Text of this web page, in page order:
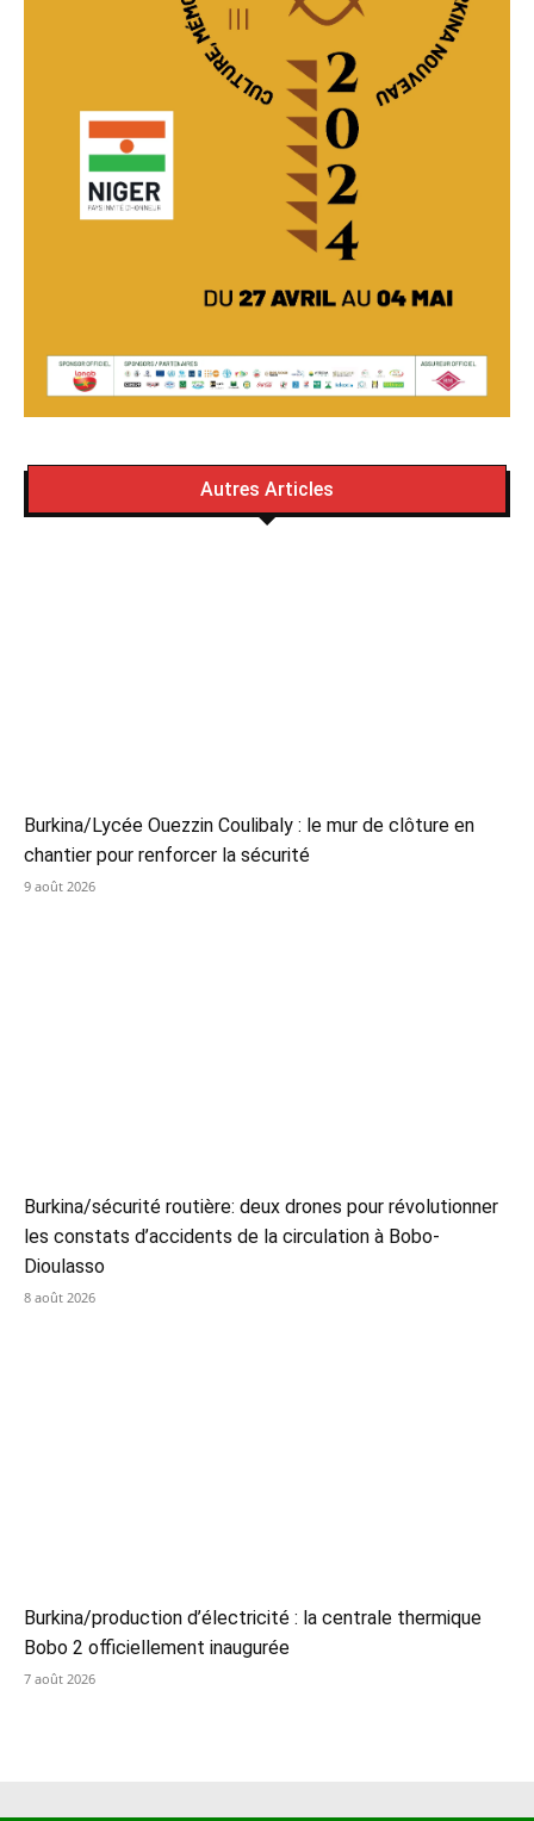
Autres Articles
Burkina/Lycée Ouezzin Coulibaly : le mur de clôture en
chantier pour renforcer la sécurité
9 août 2026
Burkina/sécurité routière: deux drones pour révolutionner
les constats d’accidents de la circulation à Bobo-
Dioulasso
8 août 2026
Burkina/production d’électricité : la centrale thermique
Bobo 2 officiellement inaugurée
7 août 2026